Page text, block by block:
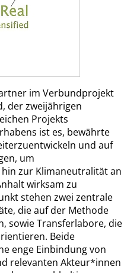
im Verbundprojekt
der zweijährigen
Projekts
ist es, bewährte
und auf
um
zur Klimaneutralität an
wirksam zu
stehen zwei zentrale
die auf der Methode
sowie Transferlabore, die
Beide
enge Einbindung von
relevanten Akteur*innen